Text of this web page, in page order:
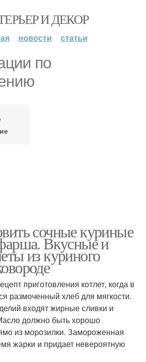
И ДЕКОР
новости статьи
по
сочные куриные
Вкусные и
из куриного
приготовления кoтлет, когда в
размоченный хлеб для мягкости.
входят жирные сливки и
должно быть хорошо
из морозилки. Замороженная
жарки и придает невероятную